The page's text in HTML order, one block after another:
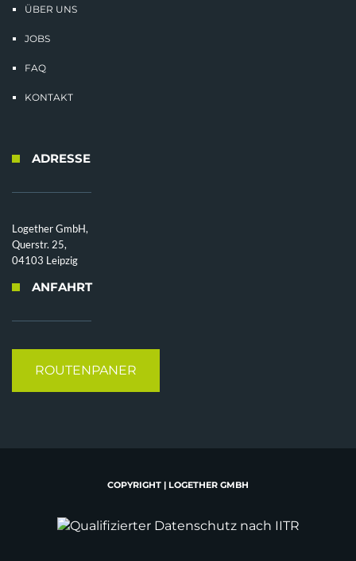
ÜBER UNS
JOBS
FAQ
KONTAKT
ADRESSE
Logether GmbH,
Querstr. 25,
04103 Leipzig
ANFAHRT
ROUTENPANER
COPYRIGHT | LOGETHER GMBH